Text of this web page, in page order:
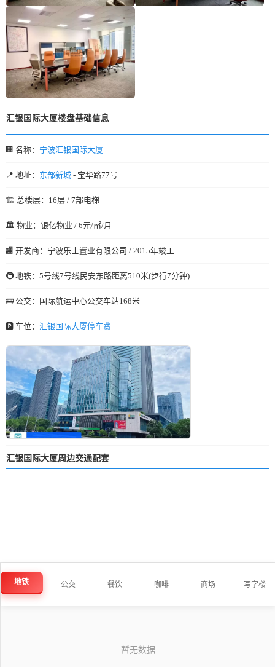
汇银国际大厦楼盘基础信息
🏢 名称： 宁波汇银国际大厦
📍 地址： 东部新城- 宝华路77号
🏗️ 总楼层：16层 / 7部电梯
🏛️ 物业：银亿物业 / 6元/㎡/月
🏬 开发商：宁波乐士置业有限公司 / 2015年竣工
🚇 地铁：5号线7号线民安东路距离510米(步行7分钟)
🚌 公交：国际航运中心公交车站168米
🅿️ 车位： 汇银国际大厦停车费
汇银国际大厦周边交通配套
地铁 公交 餐饮 咖啡 商场 写字楼